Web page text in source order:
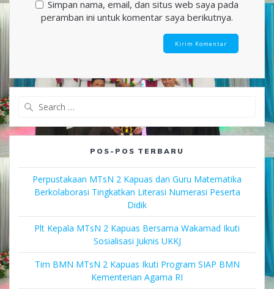
Simpan nama, email, dan situs web saya pada
peramban ini untuk komentar saya berikutnya.
POS-POS TERBARU
Perpustakaan MTsN 2 Kapuas dan Guru Matematika
Berkolaborasi Tingkatkan Literasi Numerasi Peserta
Didik
Plt Kepala MTsN 2 Kapuas Bersama Wakamad Ikuti
Sosialisasi Juknis UKKJ
Tim BMN MTsN 2 Kapuas Ikuti Program SIAP BMN
Kementerian Agama RI